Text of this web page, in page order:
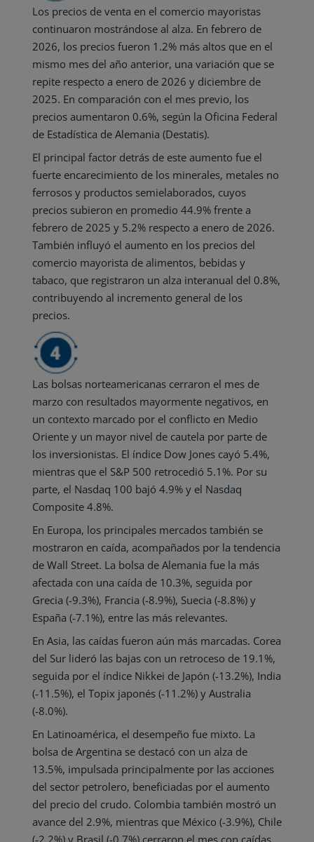
Los precios de venta en el comercio mayoristas
continuaron mostrándose al alza. En febrero de
2026, los precios fueron 1.2% más altos que en el
mismo mes del año anterior, una variación que se
repite respecto a enero de 2026 y diciembre de
2025. En comparación con el mes previo, los
precios aumentaron 0.6%, según la Oficina Federal
de Estadística de Alemania (Destatis).
El principal factor detrás de este aumento fue el
fuerte encarecimiento de los minerales, metales no
ferrosos y productos semielaborados, cuyos
precios subieron en promedio 44.9% frente a
febrero de 2025 y 5.2% respecto a enero de 2026.
También influyó el aumento en los precios del
comercio mayorista de alimentos, bebidas y
tabaco, que registraron un alza interanual del 0.8%,
contribuyendo al incremento general de los
precios.
Las bolsas norteamericanas cerraron el mes de
marzo con resultados mayormente negativos, en
un contexto marcado por el conflicto en Medio
Oriente y un mayor nivel de cautela por parte de
los inversionistas. El índice Dow Jones cayó 5.4%,
mientras que el S&P 500 retrocedió 5.1%. Por su
parte, el Nasdaq 100 bajó 4.9% y el Nasdaq
Composite 4.8%.
En Europa, los principales mercados también se
mostraron en caída, acompañados por la tendencia
de Wall Street. La bolsa de Alemania fue la más
afectada con una caída de 10.3%, seguida por
Grecia (-9.3%), Francia (-8.9%), Suecia (-8.8%) y
España (-7.1%), entre las más relevantes.
En Asia, las caídas fueron aún más marcadas. Corea
del Sur lideró las bajas con un retroceso de 19.1%,
seguida por el índice Nikkei de Japón (-13.2%), India
(-11.5%), el Topix japonés (-11.2%) y Australia
(-8.0%).
En Latinoamérica, el desempeño fue mixto. La
bolsa de Argentina se destacó con un alza de
13.5%, impulsada principalmente por las acciones
del sector petrolero, beneficiadas por el aumento
del precio del crudo. Colombia también mostró un
avance del 2.9%, mientras que México (-3.9%), Chile
(-2.2%) y Brasil (-0.7%) cerraron el mes con caídas